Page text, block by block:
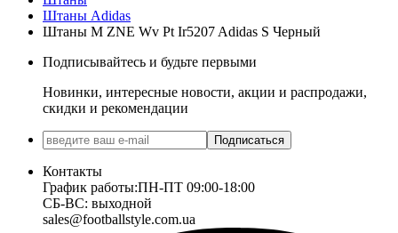
Штаны Adidas
Штаны M ZNE Wv Pt Ir5207 Adidas S Черный
Подписывайтесь и будьте первыми
Новинки, интересные новости, акции и распродажи,
скидки и рекомендации
Подписаться
Контакты
График работы:ПН-ПТ 09:00-18:00
СБ-ВС: выходной
sales@footballstyle.com.ua